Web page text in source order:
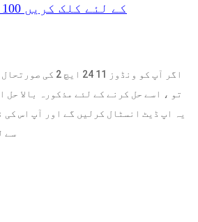
کے لئے کلک کریں
اگر آپ کو ونڈوز 11
تو ، اسے حل کرنے کے لئے مذکورہ بالا حل
یہ اپ ڈیٹ انسٹال کرلیں گے اور آپ اس
سے